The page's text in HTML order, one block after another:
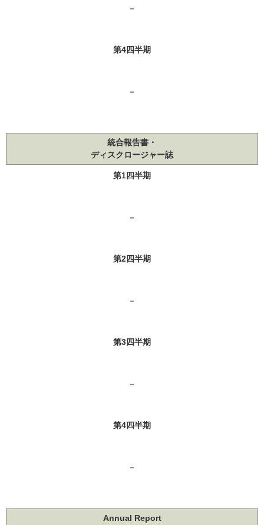
－
第4四半期
－
統合報告書・
ディスクロージャー誌
第1四半期
－
第2四半期
－
第3四半期
－
第4四半期
－
Annual Report